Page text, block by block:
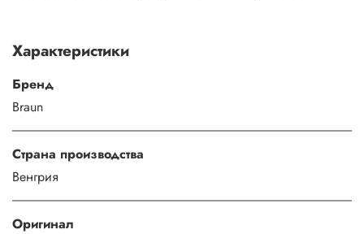
Характеристики
Бренд
Braun
Страна производства
Венгрия
Оригинал